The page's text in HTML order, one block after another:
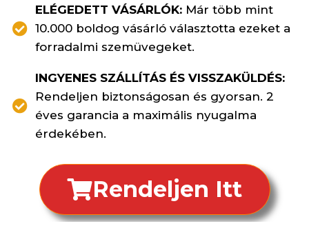
ELÉGEDETT VÁSÁRLÓK:Már több mint
10.000 boldog vásárló választotta ezeket a
forradalmi szemüvegeket.
INGYENES SZÁLLÍTÁS ÉS VISSZAKÜLDÉS:
Rendeljen biztonságosan és gyorsan. 2
éves garancia a maximális nyugalma
érdekében.
Rendeljen Itt